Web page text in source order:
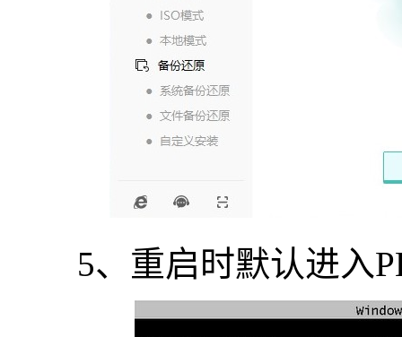
5、重启时默认进入